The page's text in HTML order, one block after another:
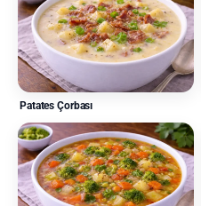
Patates Çorbası